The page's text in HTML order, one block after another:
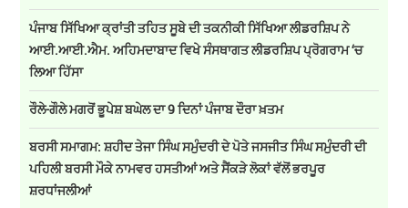
ਪੰਜਾਬ ਸਿੱਖਿਆ ਕ੍ਰਾਂਤੀ ਤਹਿਤ ਸੂਬੇ ਦੀ ਤਕਨੀਕੀ ਸਿੱਖਿਆ ਲੀਡਰਸ਼ਿਪ ਨੇ
ਆਈ.ਆਈ.ਐਮ. ਅਹਿਮਦਾਬਾਦ ਵਿਖੇ ਸੰਸਥਾਗਤ ਲੀਡਰਸ਼ਿਪ ਪ੍ਰੋਗਰਾਮ ‘ਚ
ਲਿਆ ਹਿੱਸਾ
ਰੌਲੇ-ਗੌਲੇ ਮਗਰੋਂ ਭੂਪੇਸ਼ ਬਘੇਲ ਦਾ 9 ਦਿਨਾਂ ਪੰਜਾਬ ਦੌਰਾ ਖ਼ਤਮ
ਬਰਸੀ ਸਮਾਗਮ: ਸ਼ਹੀਦ ਤੇਜਾ ਸਿੰਘ ਸਮੁੰਦਰੀ ਦੇ ਪੋਤੇ ਜਸਜੀਤ ਸਿੰਘ ਸਮੁੰਦਰੀ ਦੀ
ਪਹਿਲੀ ਬਰਸੀ ਮੌਕੇ ਨਾਮਵਰ ਹਸਤੀਆਂ ਅਤੇ ਸੈਂਕੜੇ ਲੋਕਾਂ ਵੱਲੋਂ ਭਰਪੂਰ
ਸ਼ਰਧਾਂਜਲੀਆਂ